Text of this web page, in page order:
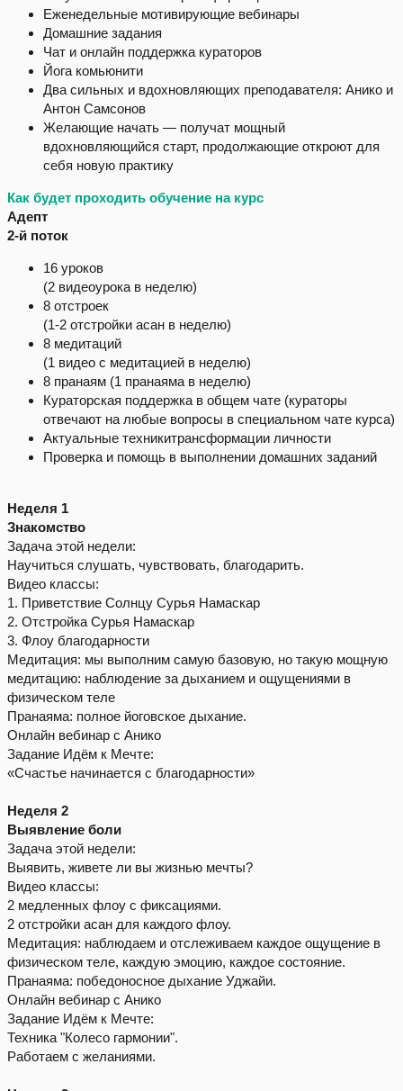
Еженедельные мотивирующие вебинары
Домашние задания
Чат и онлайн поддержка кураторов
Йога комьюнити
Два сильных и вдохновляющих преподавателя: Анико и
Антон Самсонов
Желающие начать — получат мощный
вдохновляющийся старт, продолжающие откроют для
себя новую практику
Как будет проходить обучение на курс
Адепт
2-й поток
16 уроков
(2 видеоурока в неделю)
8 отстроек
(1-2 отстройки асан в неделю)
8 медитаций
(1 видео с медитацией в неделю)
8 пранаям (1 пранаяма в неделю)
Кураторская поддержка в общем чате (кураторы
отвечают на любые вопросы в специальном чате курса)
Актуальные техникитрансформации личности
Проверка и помощь в выполнении домашних заданий
Неделя 1
Знакомство
Задача этой недели:
Научиться слушать, чувствовать, благодарить.
Видео классы:
1. Приветствие Солнцу Сурья Намаскар
2. Отстройка Сурья Намаскар
3. Флоу благодарности
Медитация: мы выполним самую базовую, но такую мощную
медитацию: наблюдение за дыханием и ощущениями в
физическом теле
Пранаяма: полное йоговское дыхание.
Онлайн вебинар с Анико
Задание Идём к Мечте:
«Счастье начинается с благодарности»
Неделя 2
Выявление боли
Задача этой недели:
Выявить, живете ли вы жизнью мечты?
Видео классы:
2 медленных флоу с фиксациями.
2 отстройки асан для каждого флоу.
Медитация: наблюдаем и отслеживаем каждое ощущение в
физическом теле, каждую эмоцию, каждое состояние.
Пранаяма: победоносное дыхание Уджайи.
Онлайн вебинар с Анико
Задание Идём к Мечте:
Техника "Колесо гармонии".
Работаем с желаниями.